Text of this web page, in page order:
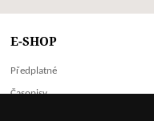
E-SHOP
Předplatné
Časopisy